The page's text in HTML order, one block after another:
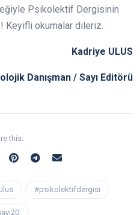
Psikolektif Dergisinin
Keyifli okumalar dileriz.
Kadriye ULUS
Danışman / Sayı Editörü
this:
#psikolektifdergisi